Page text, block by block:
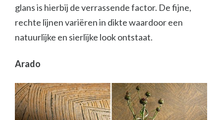
glans is hierbij de verrassende factor. De fijne,
rechte lijnen variëren in dikte waardoor een
natuurlijke en sierlijke look ontstaat.
Arado